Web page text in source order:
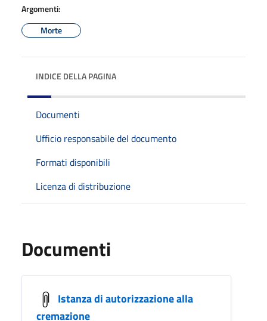
Argomenti:
Morte
INDICE DELLA PAGINA
Documenti
Ufficio responsabile del documento
Formati disponibili
Licenza di distribuzione
Documenti
Istanza di autorizzazione alla
cremazione